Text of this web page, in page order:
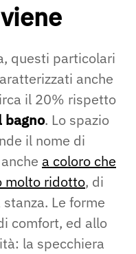
questi particolari
anche
il 20% rispetto
bagno. Lo spazio
il nome di
a coloro che
molto ridotto, di
Le forme
comfort, ed allo
la specchiera